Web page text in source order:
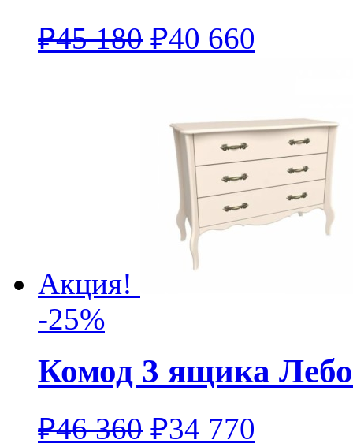
₽45 180 ₽40 660
Акция!
-25%
Комод 3 ящика Лебо
₽46 360 ₽34 770